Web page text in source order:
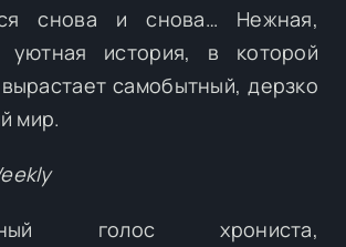
снова и снова… Нежная,
уютная история, в которой
самобытный, дерзко
мир.
голос хрониста,